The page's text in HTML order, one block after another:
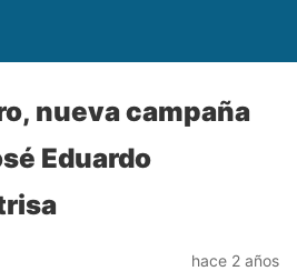
nueva campaña
Eduardo
hace 2 años